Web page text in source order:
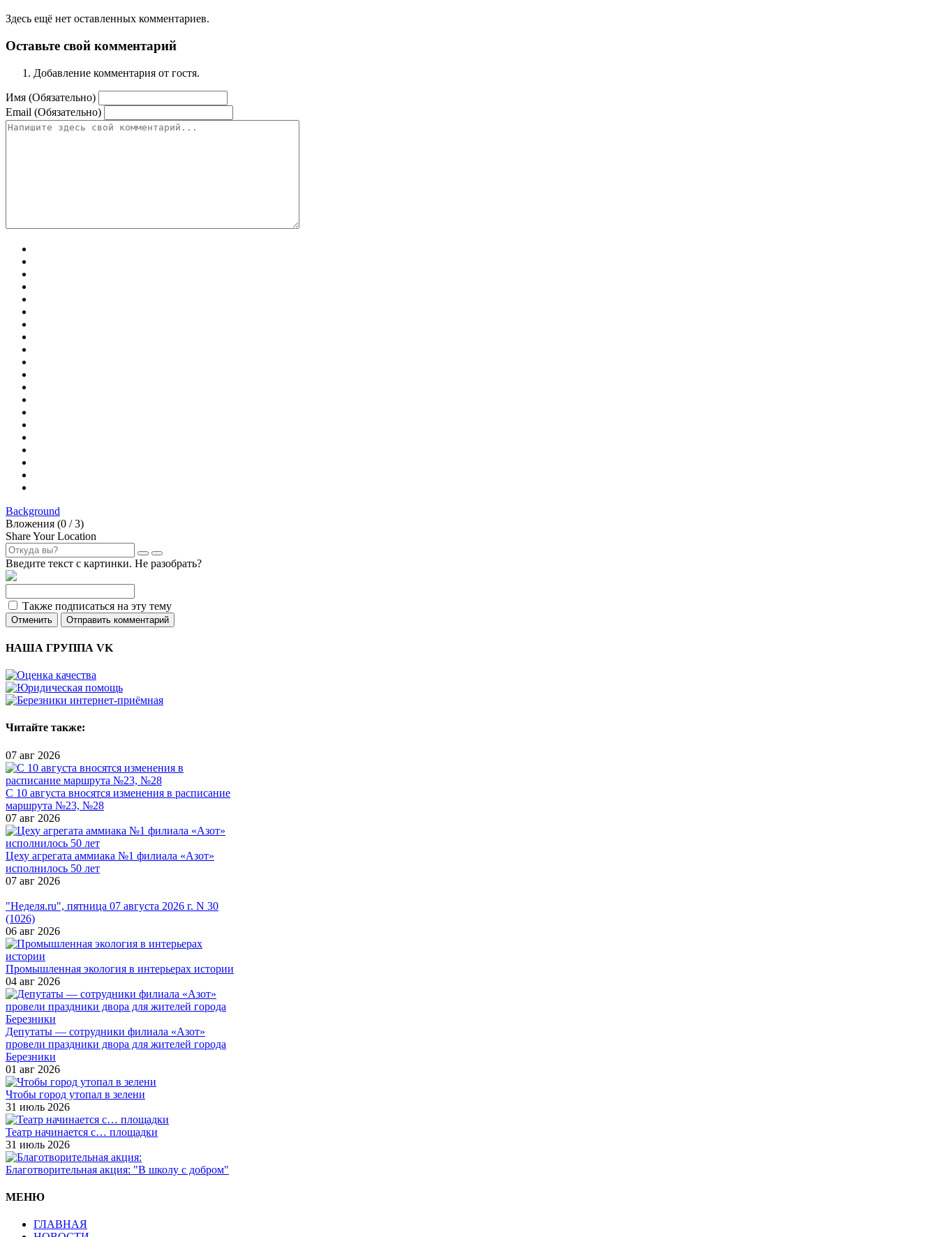
Здесь ещё нет оставленных комментариев.
Оставьте свой комментарий
Добавление комментария от гостя.
Имя (Обязательно)
Email (Обязательно)
Background
Вложения (0 / 3)
Share Your Location
Введите текст с картинки. Не разобрать?
Также подписаться на эту тему
Отменить Отправить комментарий
НАША ГРУППА VK
Читайте также:
07 авг 2026
С 10 августа вносятся изменения в расписание
маршрута №23, №28
07 авг 2026
Цеху агрегата аммиака №1 филиала «Азот»
исполнилось 50 лет
07 авг 2026
"Неделя.ru", пятница 07 августа 2026 г. N 30
(1026)
06 авг 2026
Промышленная экология в интерьерах истории
04 авг 2026
Депутаты — сотрудники филиала «Азот»
провели праздники двора для жителей города
Березники
01 авг 2026
Чтобы город утопал в зелени
31 июль 2026
Театр начинается с… площадки
31 июль 2026
Благотворительная акция: "В школу с добром"
МЕНЮ
ГЛАВНАЯ